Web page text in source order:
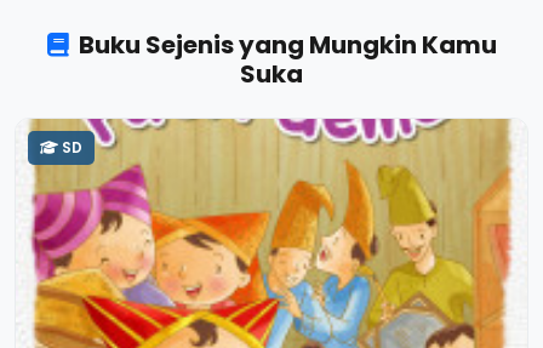
Buku Sejenis yang Mungkin Kamu
Suka
SD